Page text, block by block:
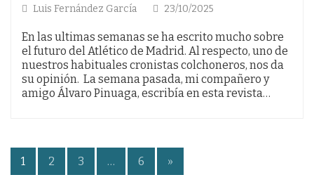
Luis Fernández García 23/10/2025
En las ultimas semanas se ha escrito mucho sobre
el futuro del Atlético de Madrid. Al respecto, uno de
nuestros habituales cronistas colchoneros, nos da
su opinión. La semana pasada, mi compañero y
amigo Álvaro Pinuaga, escribía en esta revista…
Paginación
1 2 3 … 6 »